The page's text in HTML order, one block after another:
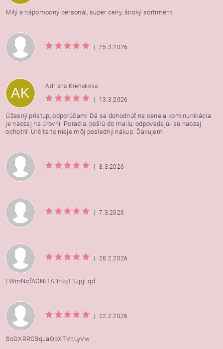
Milý a nápomocný personál, super ceny, široký sortiment.
| 25.3.2026
AK
Adriana Krehakova
|
13.3.2026
Úžasný prístup, odporúčam! Dá sa dohodnúť na cene a kominunikácia
je naozaj na úrovni. Poradia, pošlú do mailu, odpovedajú- sú naozaj
ochotní. Určite to nieje môj posledný nákup. Ďakujem
| 8.3.2026
| 7.3.2026
| 28.2.2026
LWmNcfACNtTABhtqTTJpjLqd
| 22.2.2026
SoDXRRCBqLaOpXTVnLyVw